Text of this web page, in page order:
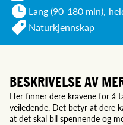
Lang (90-180 min),
Naturkjennskap
BESKRIVELSE AV
Her finner dere kravene for å
veiledende. Det betyr at dere
at det skal bli spennende og